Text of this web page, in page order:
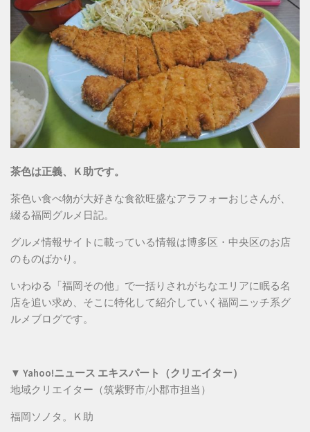
茶色は正義、Ｋ助です。
茶色い食べ物が大好きな食欲旺盛なアラフォーおじさんが、
綴る福岡グルメ日記。
グルメ情報サイトに載っている情報は博多区・中央区のお店
のものばかり。
いわゆる「福岡その他」で一括りされがちなエリアに眠る名
店を追い求め、そこに特化して紹介していく福岡ニッチ系グ
ルメブログです。
▼ Yahoo!ニュース エキスパート（クリエイター）
地域クリエイター（筑紫野市/小郡市担当）
福岡ソノタ。Ｋ助